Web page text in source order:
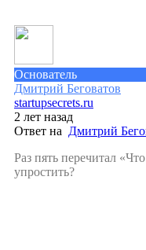
Основатель
Дмитрий Беговатов
startupsecrets.ru
2 лет назад
Ответ на Дмитрий
Раз пять перечитал
упростить?